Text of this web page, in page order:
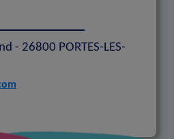
- 26800 PORTES-LES-